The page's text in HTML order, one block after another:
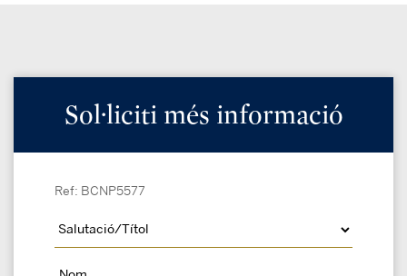
Sol·liciti més informació
Ref: BCNP5577